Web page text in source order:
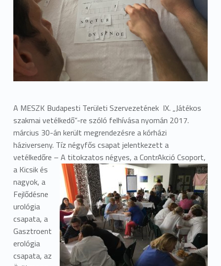
A MESZK Budapesti Területi Szervezetének IX. „Játékos
szakmai vetélkedő”-re szóló felhívása nyomán 2017.
március 30-án került megrendezésre akórházi
háziverseny. Tíz négyfős csapat jelentkezett a
vetélkedőre – A titokzatos négyes, a ContrAkció Csoport,
a Kicsik és
nagyok, a
Fejlődésne
urológia
csapata, a
Gasztroent
erológia
csapata, az